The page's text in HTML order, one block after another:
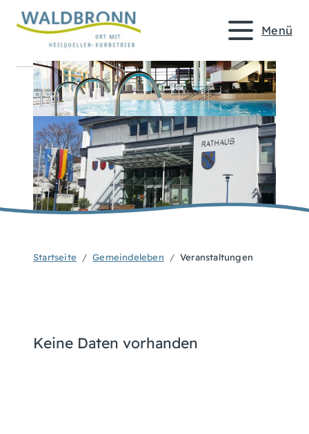
Menü
Startseite Gemeindeleben Veranstaltungen
Keine Daten vorhanden